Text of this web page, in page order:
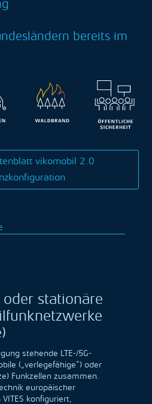
bereits im
vikomobil 2.0
stationäre
stehende LTE-/5G-
(„verlegefähige“) oder
Funkzellen zusammen.
europäischer
konfiguriert,